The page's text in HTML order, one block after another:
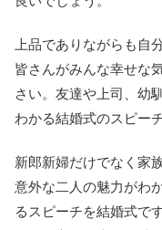
上品でありながらも自
皆さんがみんな幸せな
さい。友達や上司、幼
わかる結婚式のスピーチ
新郎新婦だけでなく家
意外な二人の魅力がわ
るスピーチを結婚式で